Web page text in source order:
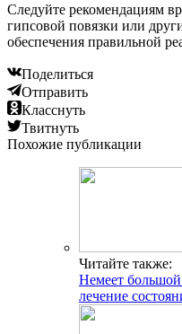
Следуйте рекомендациям
гипсовой повязки или
обеспечения правильной
Поделиться
Отправить
Класснуть
Твитнуть
Похожие публикации
Читайте также:
Немеет
лечение